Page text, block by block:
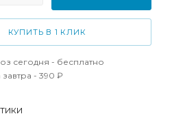
КУПИТЬ В 1 КЛИК
сегодня - бесплатно
завтра - 390 ₽